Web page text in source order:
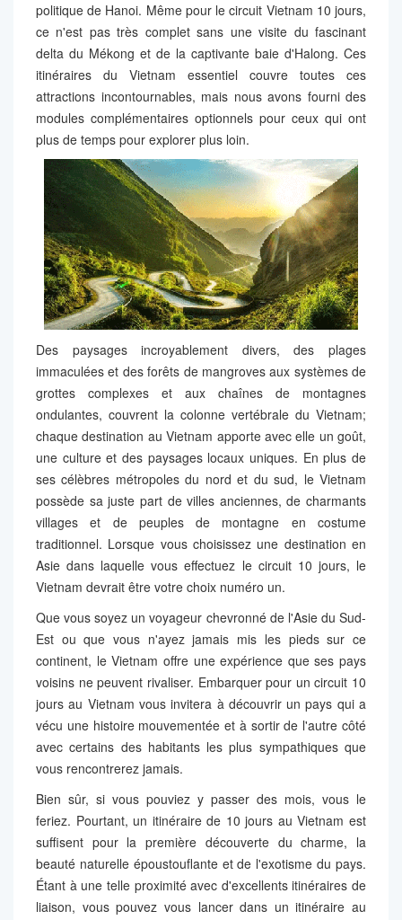
politique de Hanoi. Même pour le circuit Vietnam 10 jours,
ce n'est pas très complet sans une visite du fascinant
delta du Mékong et de la captivante baie d'Halong. Ces
itinéraires du Vietnam essentiel couvre toutes ces
attractions incontournables, mais nous avons fourni des
modules complémentaires optionnels pour ceux qui ont
plus de temps pour explorer plus loin.
Des paysages incroyablement divers, des plages
immaculées et des forêts de mangroves aux systèmes de
grottes complexes et aux chaînes de montagnes
ondulantes, couvrent la colonne vertébrale du Vietnam;
chaque destination au Vietnam apporte avec elle un goût,
une culture et des paysages locaux uniques. En plus de
ses célèbres métropoles du nord et du sud, le Vietnam
possède sa juste part de villes anciennes, de charmants
villages et de peuples de montagne en costume
traditionnel. Lorsque vous choisissez une destination en
Asie dans laquelle vous effectuez le circuit 10 jours, le
Vietnam devrait être votre choix numéro un.
Que vous soyez un voyageur chevronné de l'Asie du Sud-
Est ou que vous n'ayez jamais mis les pieds sur ce
continent, le Vietnam offre une expérience que ses pays
voisins ne peuvent rivaliser. Embarquer pour un circuit 10
jours au Vietnam vous invitera à découvrir un pays qui a
vécu une histoire mouvementée et à sortir de l'autre côté
avec certains des habitants les plus sympathiques que
vous rencontrerez jamais.
Bien sûr, si vous pouviez y passer des mois, vous le
feriez. Pourtant, un itinéraire de 10 jours au Vietnam est
suffisent pour la première découverte du charme, la
beauté naturelle époustouflante et de l'exotisme du pays.
Étant à une telle proximité avec d'excellents itinéraires de
liaison, vous pouvez vous lancer dans un itinéraire au